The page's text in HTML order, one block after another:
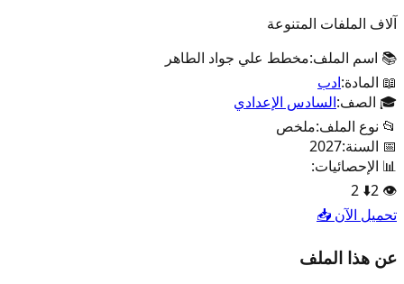
آلاف الملفات المتنوعة
📚 اسم الملف:مخطط علي جواد الطاهر
📖 المادة:ادب
🎓 الصف:السادس الإعدادي
📂 نوع الملف:ملخص
📅 السنة:2027
📊 الإحصائيات:
👁️
2
⬇️
2
تحميل الآن 📥
عن هذا الملف